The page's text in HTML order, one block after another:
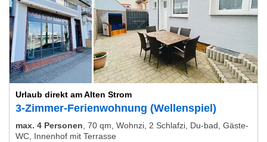
Urlaub direkt am Alten Strom
3-Zimmer-Ferienwohnung (Wellenspiel)
max. 4 Personen 70 qm, Wohnzi, 2 Schlafzi, Du-bad, Gäste-
WC, Innenhof mit Terrasse